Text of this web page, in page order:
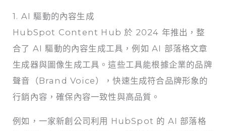
1. AI 驅動的內容生成
HubSpot Content Hub 於 2024 年推出，整
合了 AI 驅動的內容生成工具，例如 AI 部落格文章
生成器與圖像生成工具。這些工具能根據企業的品牌
聲音（Brand Voice），快速生成符合品牌形象的
行銷內容，確保內容一致性與高品質。
例如，一家新創公司利用 HubSpot 的 AI 部落格